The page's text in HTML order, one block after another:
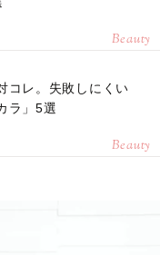
Beauty
コレ。失敗しにくい
ラ」5選
Beauty